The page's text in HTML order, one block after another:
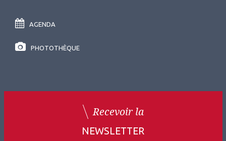
AGENDA
PHOTOTHÈQUE
Recevoir la
NEWSLETTER